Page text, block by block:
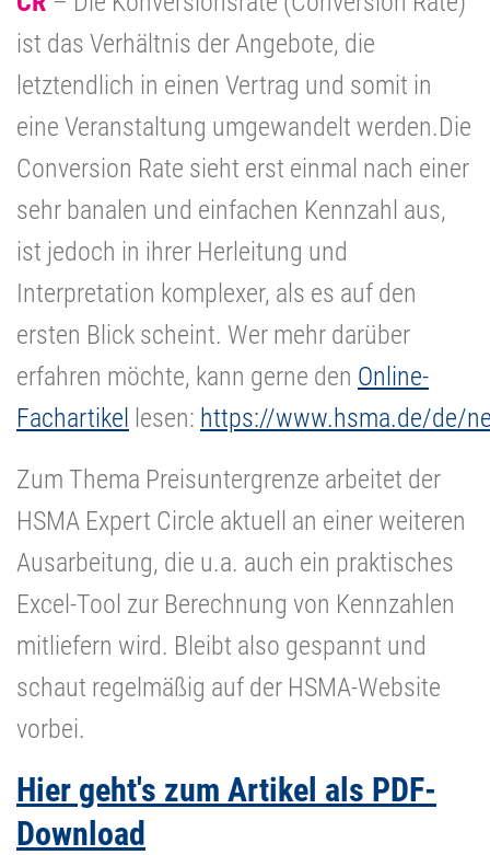
ist das Verhältnis der Angebote, die
letztendlich in einen Vertrag und somit in
eine Veranstaltung umgewandelt werden.Die
Conversion Rate sieht erst einmal nach einer
sehr banalen und einfachen Kennzahl aus,
ist jedoch in ihrer Herleitung und
Interpretation komplexer, als es auf den
ersten Blick scheint. Wer mehr darüber
erfahren möchte, kann gerne den Online-
Fachartikel
lesen: https://www.hsma.de/de/
Zum Thema Preisuntergrenze arbeitet der
HSMA Expert Circle aktuell an einer weiteren
Ausarbeitung, die u.a. auch ein praktisches
Excel-Tool zur Berechnung von Kennzahlen
mitliefern wird. Bleibt also gespannt und
schaut regelmäßig auf der HSMA-Website
vorbei.
Hier geht's zum Artikel als PDF-
Download